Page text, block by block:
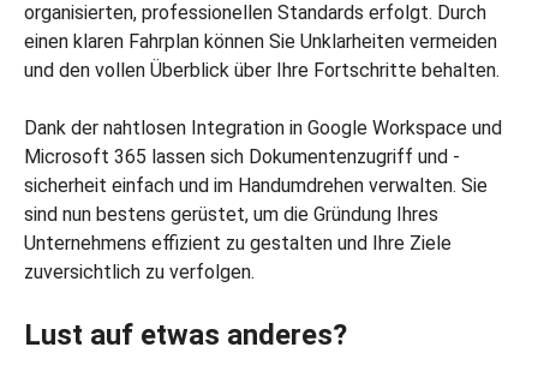
organisierten, professionellen Standards erfolgt. Durch
einen klaren Fahrplan können Sie Unklarheiten vermeiden
und den vollen Überblick über Ihre Fortschritte behalten.
Dank der nahtlosen Integration in Google Workspace und
Microsoft 365 lassen sich Dokumentenzugriff und -
sicherheit einfach und im Handumdrehen verwalten. Sie
sind nun bestens gerüstet, um die Gründung Ihres
Unternehmens effizient zu gestalten und Ihre Ziele
zuversichtlich zu verfolgen.
Lust auf etwas anderes?